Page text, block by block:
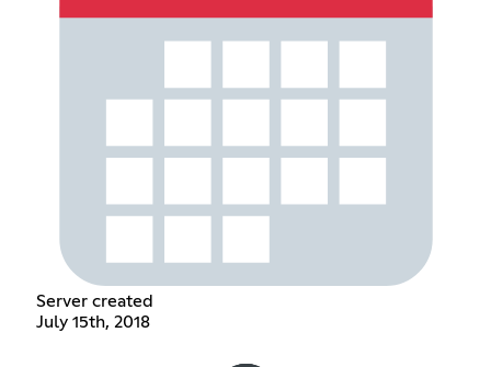
Server created
July 15th, 2018